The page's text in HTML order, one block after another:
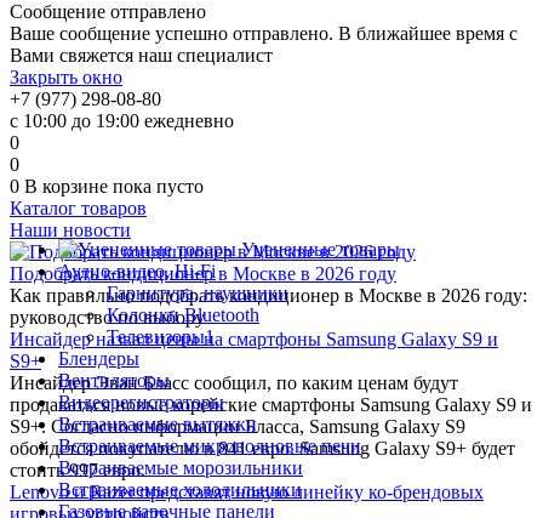
Сообщение отправлено
Ваше сообщение успешно отправлено. В ближайшее время с
Вами свяжется наш специалист
Закрыть окно
+7 (977) 298-08-80
с 10:00 до 19:00 ежедневно
0
0
0 В корзине пока пусто
Каталог товаров
Уцененные товары
Аудио-видео, Hi-Fi
Гарнитура, наушники
Колонки Bluetooth
Телевизоры1
Блендеры
Вентиляторы
Видеорегистраторы
Встраиваемые вытяжки
Встраиваемые микроволновые печи
Встраиваемые морозильники
Встраиваемые холодильники
Газовые варочные панели
Наши новости
Подобрать кондиционер в Москве в 2026 году
Как правильно подобрать кондиционер в Москве в 2026 году:
руководство по выбору
Инсайдер назвал цены на смартфоны Samsung Galaxy S9 и
S9+
Инсайдер Эван Бласс сообщил, по каким ценам будут
продаваться новые корейские смартфоны Samsung Galaxy S9 и
S9+. Согласно информации Бласса, Samsung Galaxy S9
обойдется покупателю в 841 евро. Samsung Galaxy S9+ будет
стоить 997 евро.
Lenovo и Razer представят новую линейку ко-брендовых
игровых устройств